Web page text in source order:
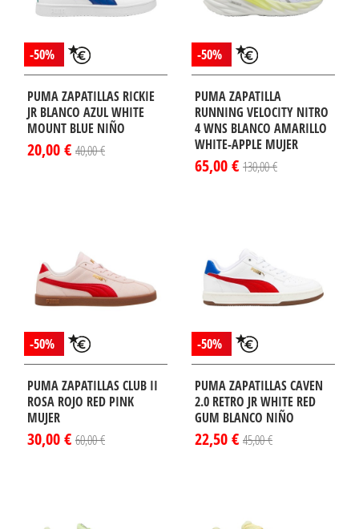
-50%
PUMA ZAPATILLAS RICKIE
JR BLANCO AZUL WHITE
MOUNT BLUE NIÑO
20,00 € 40,00 €
-50%
PUMA ZAPATILLA
RUNNING VELOCITY NITRO
4 WNS BLANCO AMARILLO
WHITE-APPLE MUJER
65,00 € 130,00 €
-50%
PUMA ZAPATILLAS CLUB II
ROSA ROJO RED PINK
MUJER
30,00 € 60,00 €
-50%
PUMA ZAPATILLAS CAVEN
2.0 RETRO JR WHITE RED
GUM BLANCO NIÑO
22,50 € 45,00 €